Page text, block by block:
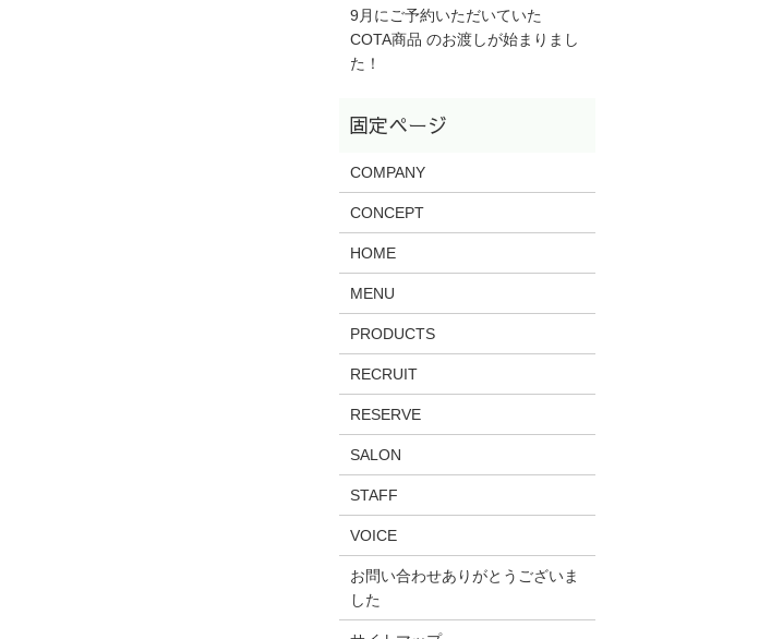
9月にご予約いただいていた
COTA商品 のお渡しが始まりまし
た！
COMPANY
CONCEPT
HOME
MENU
PRODUCTS
RECRUIT
RESERVE
SALON
STAFF
VOICE
お問い合わせありがとうございま
した